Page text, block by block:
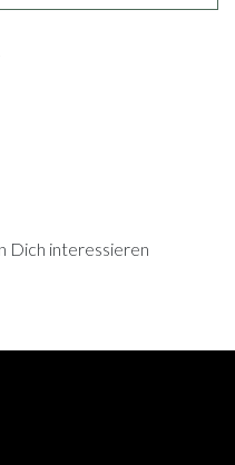
Dich interessieren